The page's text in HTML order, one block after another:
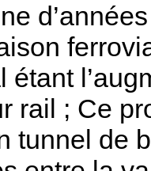
étant
rail ; Ce
tunnel de